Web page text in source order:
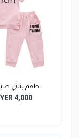
طقم بناتي
YER 4,000